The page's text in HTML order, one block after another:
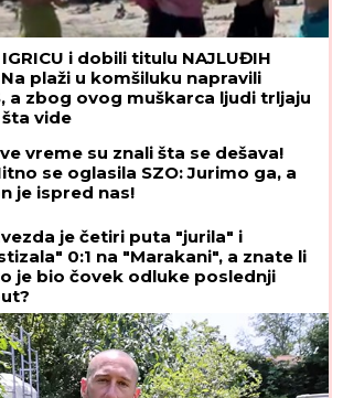
IGRICU i dobili titulu NAJLUĐIH
Na plaži u komšiluku napravili
a zbog ovog muškarca ljudi trljaju
vide
vreme su znali šta se dešava!
se oglasila SZO: Jurimo ga, a
je ispred nas!
je četiri puta "jurila" i
0:1 na "Marakani", a znate li
je bio čovek odluke poslednji